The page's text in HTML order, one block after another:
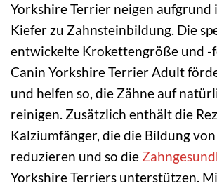
Yorkshire Terrier neigen aufgrund
Kiefer zu Zahnsteinbildung. Die
entwickelte Krokettengröße und -
Canin Yorkshire Terrier Adult
und helfen so, die Zähne auf
reinigen. Zusätzlich enthält die
Kalziumfänger, die die Bildung
reduzieren und so die
Yorkshire Terriers unterstützen.